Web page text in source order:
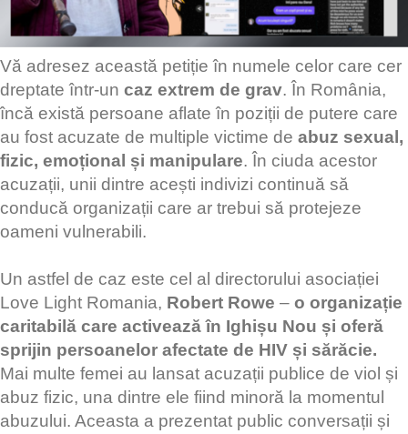
Vă adresez această petiție în numele celor care cer
dreptate într-un caz extrem de grav. În România,
încă există persoane aflate în poziții de putere care
au fost acuzate de multiple victime de abuz sexual,
fizic, emoțional și manipulare. În ciuda acestor
acuzații, unii dintre acești indivizi continuă să
conducă organizații care ar trebui să protejeze
oameni vulnerabili.
Un astfel de caz este cel al directorului asociației
Love Light Romania, Robert Rowe – o organizație
caritabilă care activează în Ighișu Nou și oferă
sprijin persoanelor afectate de HIV și sărăcie.
Mai multe femei au lansat acuzații publice de viol și
abuz fizic, una dintre ele fiind minoră la momentul
abuzului. Aceasta a prezentat public conversații și